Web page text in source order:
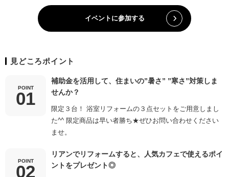
イベントに参加する
見どころポイント
POINT
補助金を活用して、住まいの”暑さ” ”寒さ”対策しま
せんか？
限定３台！ 浴室リフォームの３点セットをご用意しまし
た^^ 限定商品は早い者勝ち★ぜひお問い合わせください
ませ。
POINT
リアンでリフォームすると、人気カフェで使えるポイ
ントをプレゼント◎